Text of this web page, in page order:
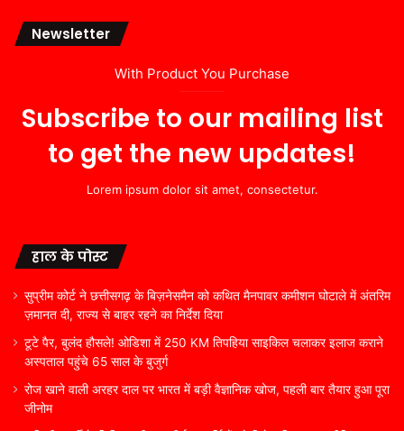
Newsletter
With Product You Purchase
Subscribe to our mailing list
to get the new updates!
Lorem ipsum dolor sit amet, consectetur.
हाल के पोस्ट
सुप्रीम कोर्ट ने छत्तीसगढ़ के बिज़नेसमैन को कथित मैनपावर कमीशन घोटाले में अंतरिम
ज़मानत दी, राज्य से बाहर रहने का निर्देश दिया
टूटे पैर, बुलंद हौसले! ओडिशा में 250 KM तिपहिया साइकिल चलाकर इलाज कराने
अस्पताल पहुंचे 65 साल के बुजुर्ग
रोज खाने वाली अरहर दाल पर भारत में बड़ी वैज्ञानिक खोज, पहली बार तैयार हुआ पूरा
जीनोम